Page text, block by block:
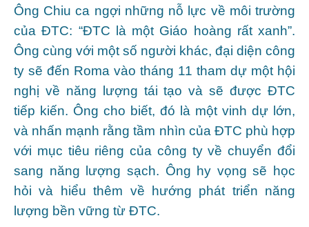
Ông Chiu ca ngợi những nỗ lực về môi trường
của ĐTC: “ĐTC là một Giáo hoàng rất xanh”.
Ông cùng với một số người khác, đại diện công
ty sẽ đến Roma vào tháng 11 tham dự một hội
nghị về năng lượng tái tạo và sẽ được ĐTC
tiếp kiến. Ông cho biết, đó là một vinh dự lớn,
và nhấn mạnh rằng tầm nhìn của ĐTC phù hợp
với mục tiêu riêng của công ty về chuyển đổi
sang năng lượng sạch. Ông hy vọng sẽ học
hỏi và hiểu thêm về hướng phát triển năng
lượng bền vững từ ĐTC.